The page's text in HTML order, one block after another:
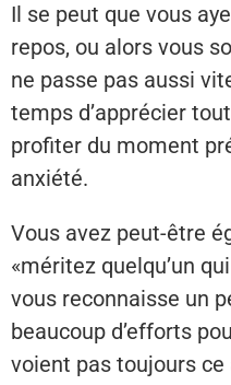
Il se peut que vous
repos, ou alors vous
ne passe pas aussi
temps d’apprécier
profiter du moment
anxiété.
Vous avez peut-être
«méritez quelqu’un
vous reconnaisse un
beaucoup d’efforts
voient pas toujours ce